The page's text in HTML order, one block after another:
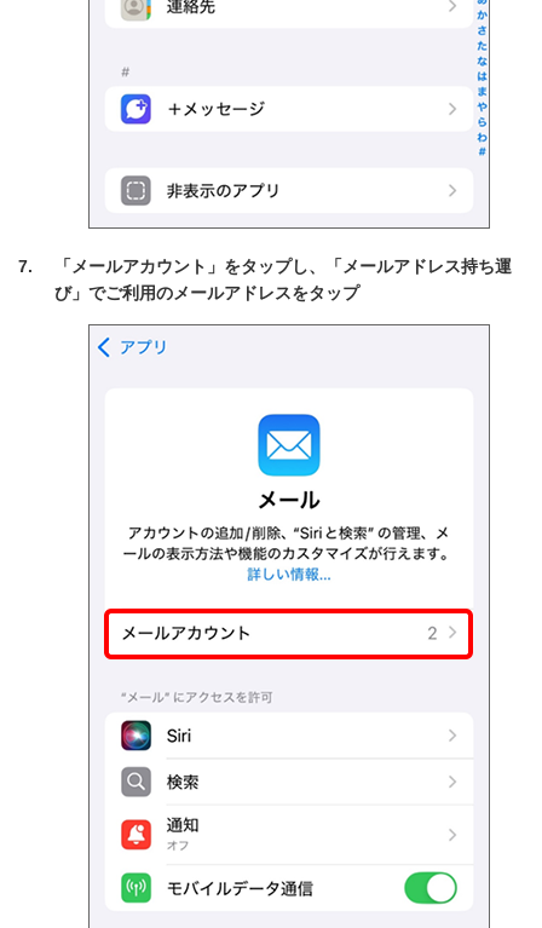
「メールアカウント」をタップし、「メールアドレス持ち運
び」でご利用のメールアドレスをタップ